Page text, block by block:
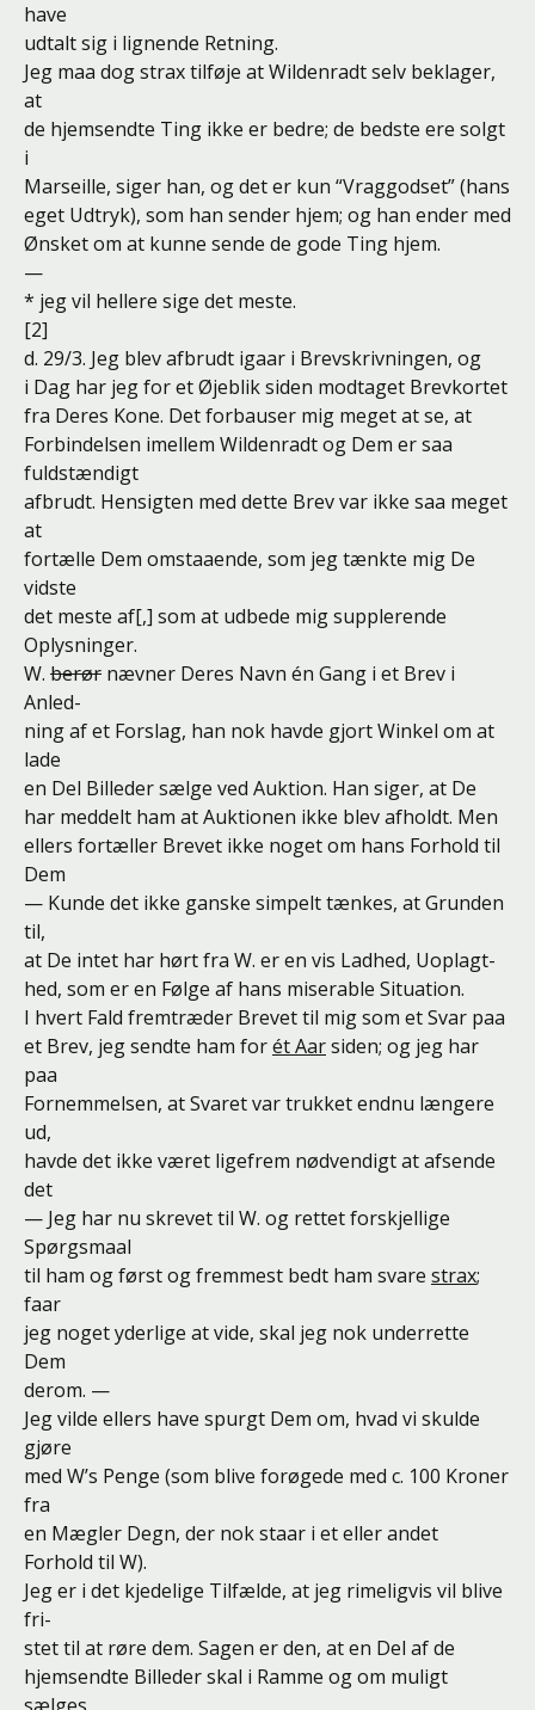
have
udtalt sig i lignende Retning.
Jeg maa dog strax tilføje at Wildenradt selv beklager,
at
de hjemsendte Ting ikke er bedre; de bedste ere solgt
i
Marseille, siger han, og det er kun “Vraggodset” (hans
eget Udtryk), som han sender hjem; og han ender med
Ønsket om at kunne sende de gode Ting hjem.
—
* jeg vil hellere sige det meste.
[2]
d. 29/3. Jeg blev afbrudt igaar i Brevskrivningen, og
i Dag har jeg for et Øjeblik siden modtaget Brevkortet
fra Deres Kone. Det forbauser mig meget at se, at
Forbindelsen imellem Wildenradt og Dem er saa
fuldstændigt
afbrudt. Hensigten med dette Brev var ikke saa meget
at
fortælle Dem omstaaende, som jeg tænkte mig De
vidste
det meste af[,] som at udbede mig supplerende
Oplysninger.
W. berør nævner Deres Navn én Gang i et Brev i
Anled-
ning af et Forslag, han nok havde gjort Winkel om at
lade
en Del Billeder sælge ved Auktion. Han siger, at De
har meddelt ham at Auktionen ikke blev afholdt. Men
ellers fortæller Brevet ikke noget om hans Forhold til
Dem
— Kunde det ikke ganske simpelt tænkes, at Grunden
til,
at De intet har hørt fra W. er en vis Ladhed, Uoplagt-
hed, som er en Følge af hans miserable Situation.
I hvert Fald fremtræder Brevet til mig som et Svar paa
et Brev, jeg sendte ham forét Aarsiden; og jeg har
paa
Fornemmelsen, at Svaret var trukket endnu længere
ud,
havde det ikke været ligefrem nødvendigt at afsende
det
— Jeg har nu skrevet til W. og rettet forskjellige
Spørgsmaal
til ham og først og fremmest bedt ham svare strax;
faar
jeg noget yderlige at vide, skal jeg nok underrette
Dem
derom. —
Jeg vilde ellers have spurgt Dem om, hvad vi skulde
gjøre
med W’s Penge (som blive forøgede med c. 100 Kroner
fra
en Mægler Degn, der nok staar i et eller andet
Forhold til W).
Jeg er i det kjedelige Tilfælde, at jeg rimeligvis vil blive
fri-
stet til at røre dem. Sagen er den, at en Del af de
hjemsendte Billeder skal i Ramme og om muligt